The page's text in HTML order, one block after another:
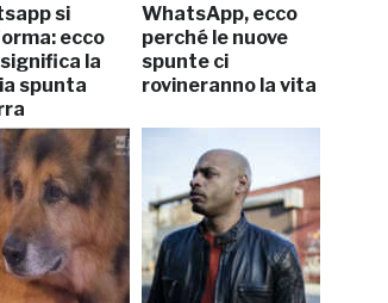
si
ecco
la
spunta
WhatsApp, ecco
perché le nuove
spunte ci
rovineranno la vita